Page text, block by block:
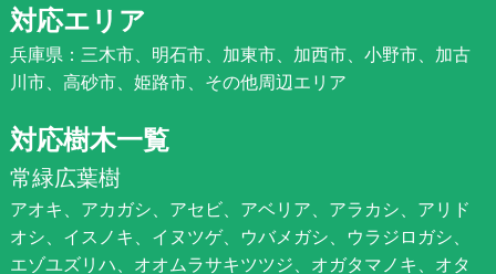
対応エリア
兵庫県：三木市、明石市、加東市、加西市、小野市、加古
川市、高砂市、姫路市、その他周辺エリア
対応樹木一覧
常緑広葉樹
アオキ、アカガシ、アセビ、アベリア、アラカシ、アリド
オシ、イスノキ、イヌツゲ、ウバメガシ、ウラジロガシ、
エゾユズリハ、オオムラサキツツジ、オガタマノキ、オタ